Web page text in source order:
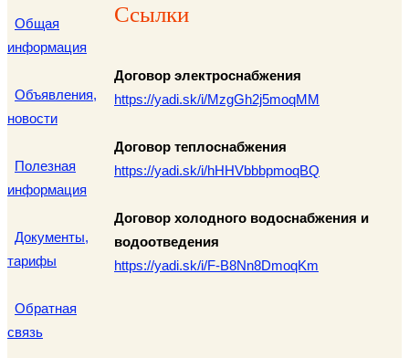
Общая
информация
Объявления,
новости
Полезная
информация
Документы,
тарифы
Обратная
связь
Ссылки
Договор электроснабжения
https://yadi.sk/i/MzgGh2j5moqMM
Договор теплоснабжения
https://yadi.sk/i/hHHVbbbpmoqBQ
Договор холодного водоснабжения и
водоотведения
https://yadi.sk/i/F-B8Nn8DmoqKm